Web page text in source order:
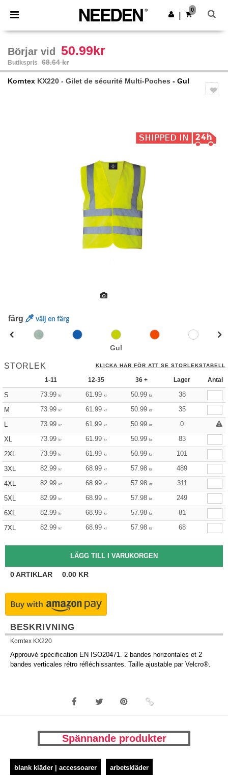
× Needen-app
Bättre priser i appen!
Hämta app
0
Börjar vid 50.99kr
Butikspris 68.64 kr
Korntex KX220 - Gilet de sécurité Multi-Poches - Gul
färg välj en färg
Gul
STORLEK KLICKA HÄR FÖR ATT SE STORLEKSTABELL
1-11 12-35 36 + Lager Antal
S 73.99 kr 61.99 kr 50.99 kr
38
M
73.99 kr 61.99 kr 50.99 kr
35
L
73.99 kr 61.99 kr 50.99 kr
0
XL
73.99 kr 61.99 kr 50.99 kr
83
2XL
73.99 kr 61.99 kr 50.99 kr
101
3XL
82.99 kr 68.99 kr 57.98 kr
489
4XL
82.99 kr 68.99 kr 57.98 kr
311
5XL
82.99 kr 68.99 kr 57.98 kr
249
6XL
82.99 kr 68.99 kr 57.98 kr
81
7XL
82.99 kr 68.99 kr 57.98 kr 68
0ARTIKLAR 0.00 KR
BESKRIVNING
Korntex KX220
Approuvé spécification EN ISO20471. 2 bandes horizontales et 2
bandes verticales rétro réfléchissantes. Taille ajustable par Velcro®.
Spännande produkter
blank kläder | accessoarer arbetskläder